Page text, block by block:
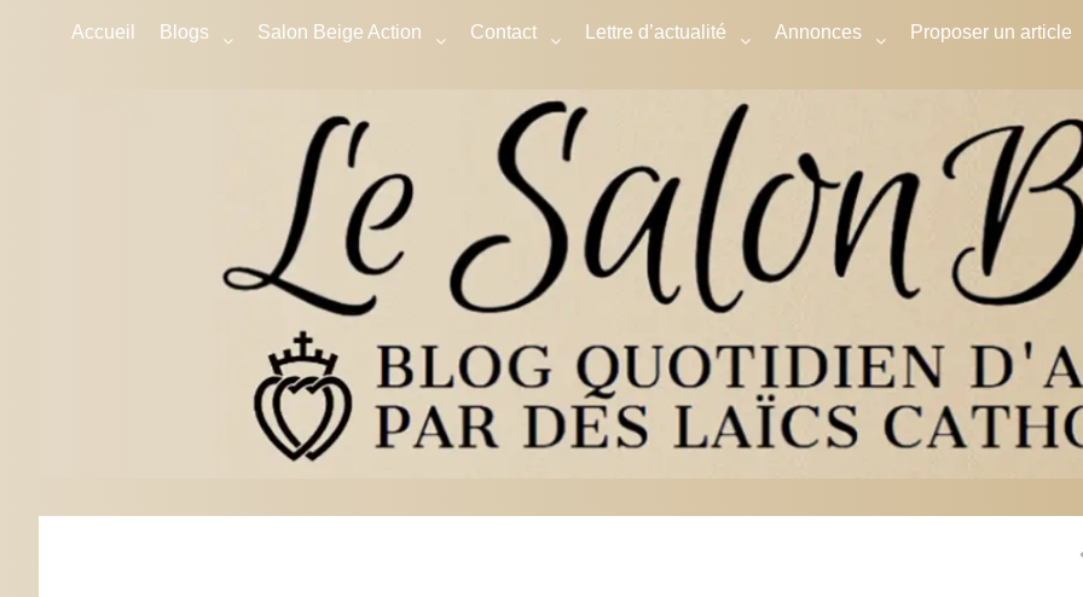
Accueil Blogs Salon Beige Action Contact Lettre d’actualité Annonces Proposer un article